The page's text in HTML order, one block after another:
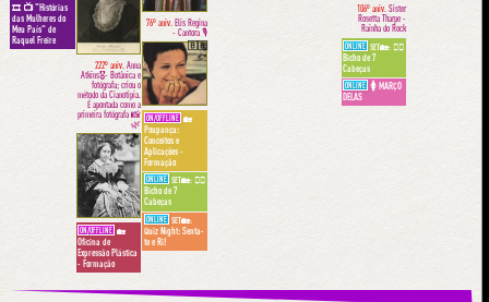
🎞📺 "Histórias
das Mulheres do
Meu País" de
Raquel Freire
222º aniv. Anna
Atkins🎖- Botânica e
fotógrafa; criou o
método da Cianotipia.
É apontada como a
primeira fotógrafa 📸
🌿
🏴󠁧󠁢󠁥󠁮󠁧󠁿
ON/OFFLINE 🏡
Oficina de
Expressão Plástica
- Formação
76º aniv. Elis Regina
- Cantora 🎙
🇧🇷
ON/OFFLINE 🏡
Poupança:
Conceitos e
Aplicações -
Formação
ONLINE SET🏡: 👩‍⚕️
Bicho de 7
Cabeças
ONLINE SET🏡:
Quiz Night: Senta-
te e Ri!
106º aniv. Sister
Rosetta Tharpe -
Rainha do Rock
ONLINE SET🏡: 👩‍⚕️
Bicho de 7
Cabeças
ONLINE 🚺 MARÇO
DELAS